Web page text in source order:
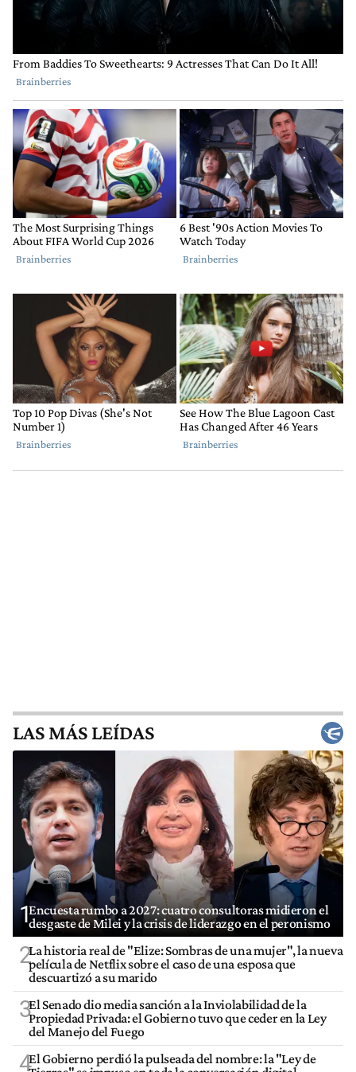
LAS MÁS LEÍDAS
1Encuesta rumbo a 2027: cuatro consultoras midieron el
desgaste de Milei y la crisis de liderazgo en el peronismo
2La historia real de "Elize: Sombras de una mujer", la nueva
película de Netflix sobre el caso de una esposa que
descuartizó a su marido
3El Senado dio media sanción a la Inviolabilidad de la
Propiedad Privada: el Gobierno tuvo que ceder en la Ley
del Manejo del Fuego
4El Gobierno perdió la pulseada del nombre: la "Ley de